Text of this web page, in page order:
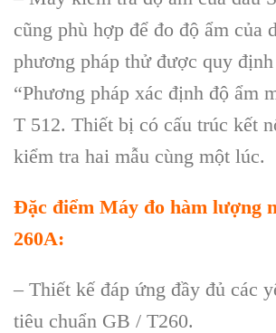
cũng phù hợp để đo độ ẩm của
phương pháp thử được quy
“Phương pháp xác định độ ẩm
T 512. Thiết bị có cấu trúc kết
kiểm tra hai mẫu cùng một lúc.
Đặc điểm Máy đo hàm lượng
260A:
– Thiết kế đáp ứng đầy đủ các
tiêu chuẩn GB / T260.